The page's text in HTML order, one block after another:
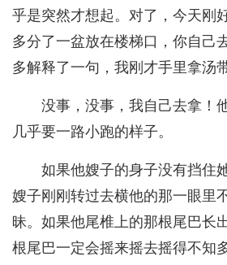
乎是突然才想起。对了，今天刚
多分了一盆放在楼梯口，你自己
多解释了一句，我刚才手里拿汤
没事，没事，我自己去拿！
几乎要一路小跑的样子。
如果他嫂子的身子没有挡住
嫂子刚刚转过去横他的那一眼里
昧。如果他尾椎上的那根尾巴长
根尾巴一定会摇来摇去摇得不知